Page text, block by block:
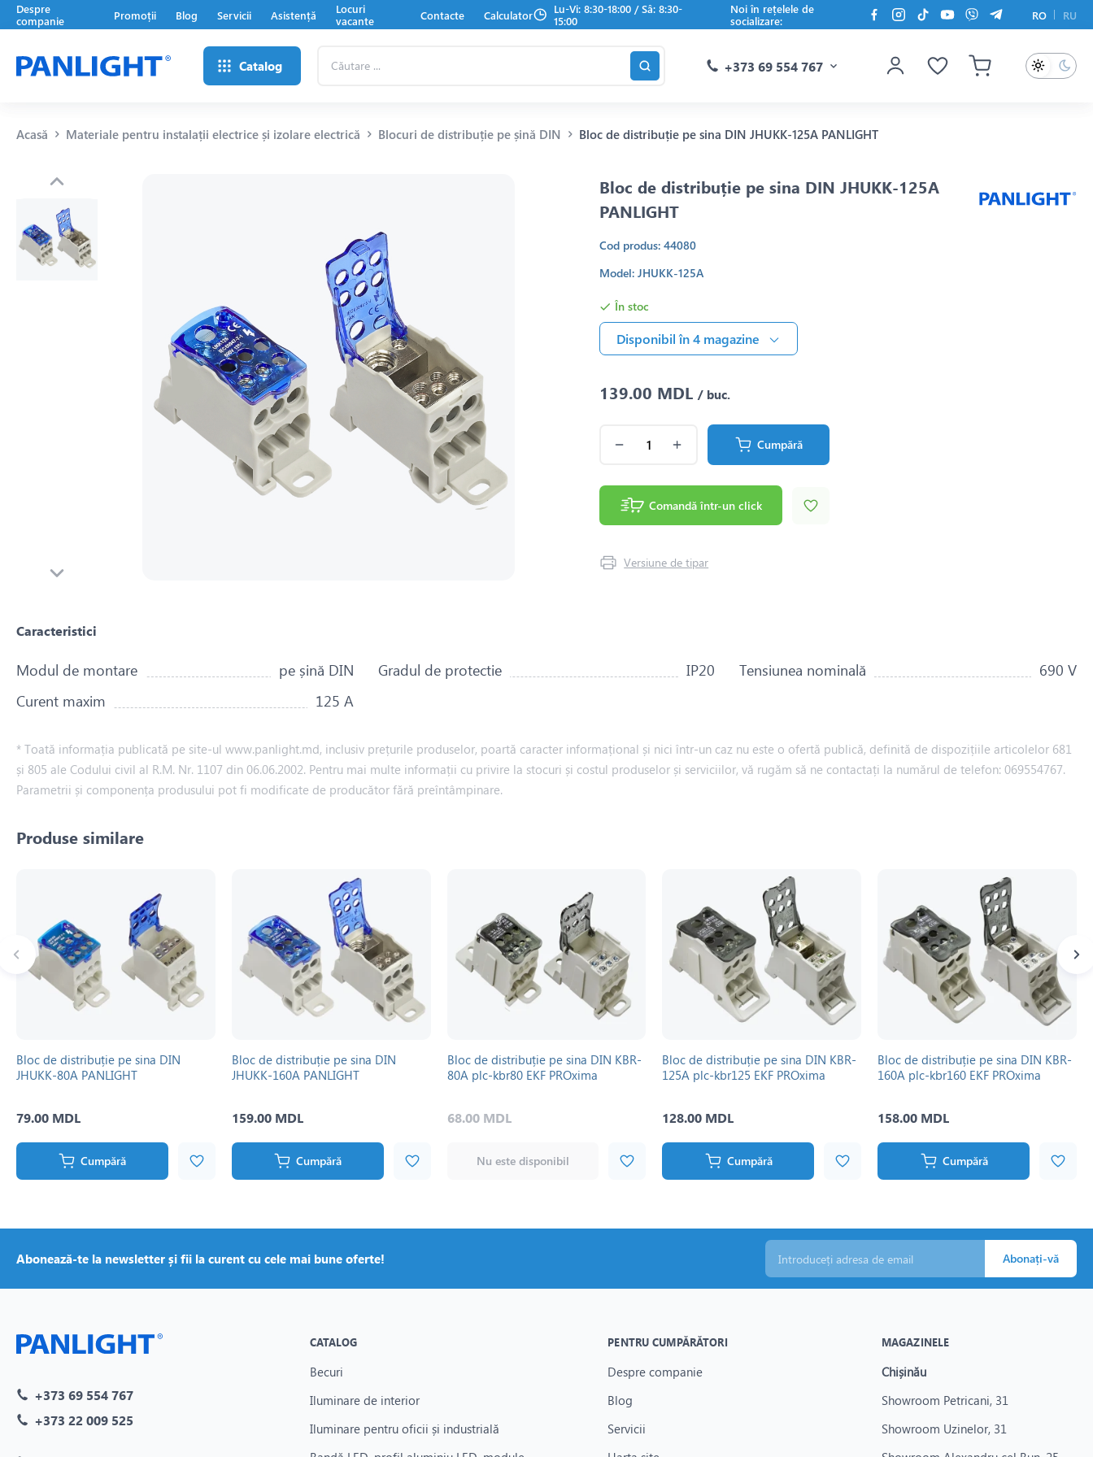
Despre
companie
Promoții Blog Servicii Asistență
Locuri
vacante
Contacte Calculator
Lu-Vi: 8:30-18:00 / Sâ: 8:30-
15:00
Noi în rețelele de
socializare:
RO RU
Catalog +373 69 554 767
Acasă Materiale pentru instalații electrice și izolare electrică Blocuri de distribuție pe șină DIN Bloc de distribuție pe sina DIN JHUKK-125A PANLIGHT
Bloc de distribuție pe sina DIN JHUKK-125A
PANLIGHT
Cod produs: 44080
Model: JHUKK-125A
În stoc
Disponibil în 4 magazine
139.00 MDL/ buc.
Cumpără
Comandă într-un click
Versiune de tipar
Caracteristici
Modul de montare pe șină DIN Gradul de protectie IP20 Tensiunea nominală
690 V
Curent maxim
125 A
* Toată informația publicată pe site-ul www.panlight.md, inclusiv prețurile produselor, poartă caracter informațional și nici într-un caz nu este o ofertă publică, definită de dispozițiile articolelor 681
și 805 ale Codului civil al R.M. Nr. 1107 din 06.06.2002. Pentru mai multe informații cu privire la stocuri și costul produselor și serviciilor, vă rugăm să ne contactați la numărul de telefon: 069554767.
Parametrii și componența produsului pot fi modificate de producător fără preîntâmpinare.
Produse similare
Bloc de distribuție pe sina DIN
JHUKK-80A PANLIGHT
79.00 MDL
Cumpără
Bloc de distribuție pe sina DIN
JHUKK-160A PANLIGHT
159.00 MDL
Cumpără
Bloc de distribuție pe sina DIN KBR-
80A plc-kbr80 EKF PROxima
68.00 MDL
Nu este disponibil
Bloc de distribuție pe sina DIN KBR-
125A plc-kbr125 EKF PROxima
128.00 MDL
Cumpără
Bloc de distribuție pe sina DIN KBR-
160A plc-kbr160 EKF PROxima
158.00 MDL
Cumpără
Abonează-te la newsletter și fii la curent cu cele mai bune oferte! Abonați-vă
+373 69 554 767
+373 22 009 525
CATALOG
Becuri
Iluminare de interior
Iluminare pentru oficii și industrială
PENTRU CUMPĂRĂTORI
Despre companie
Blog
Servicii
MAGAZINELE
Chișinău
Showroom Petricani, 31
Showroom Uzinelor, 31